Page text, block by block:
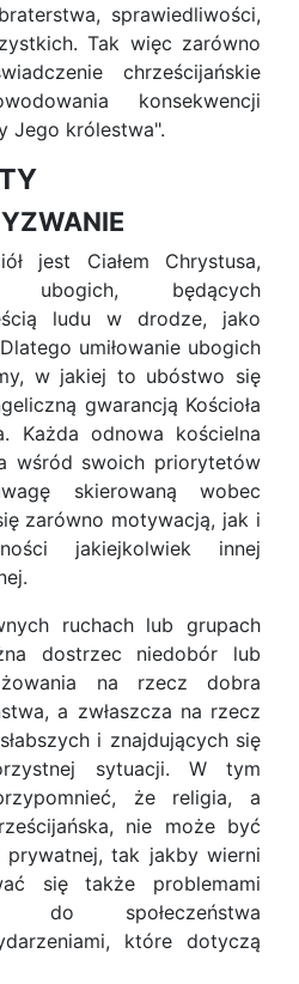
sprawiedliwości,
Tak więc zarówno
chrześcijańskie
konsekwencji
Jego królestwa".
jest Ciałem Chrystusa,
będących
ludu w drodze, jako
umiłowanie ubogich
w jakiej to ubóstwo się
gwarancją Kościoła
Każda odnowa kościelna
wśród swoich priorytetów
skierowaną wobec
zarówno motywacją, jak i
jakiejkolwiek innej
ruchach lub grupach
dostrzec niedobór lub
na rzecz dobra
a zwłaszcza na rzecz
i znajdujących się
sytuacji. W tym
że religia, a
nie może być
tak jakby wierni
się także problemami
do społeczeństwa
które dotyczą